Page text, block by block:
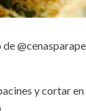
y cortar